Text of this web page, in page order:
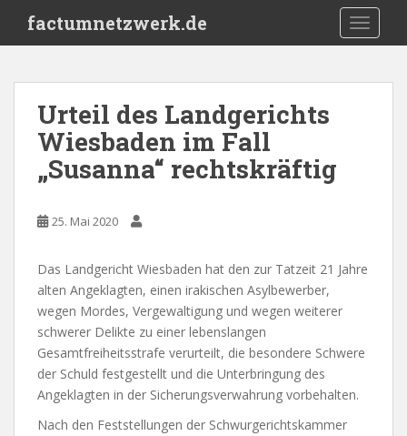
i
factumnetzwerk.de
Urteil des Landgerichts
Wiesbaden im Fall
„Susanna“ rechtskräftig
25. Mai 2020
Das Landgericht Wiesbaden hat den zur Tatzeit 21 Jahre
alten Angeklagten, einen irakischen Asylbewerber,
wegen Mordes, Vergewaltigung und wegen weiterer
schwerer Delikte zu einer lebenslangen
Gesamtfreiheitsstrafe verurteilt, die besondere Schwere
der Schuld festgestellt und die Unterbringung des
Angeklagten in der Sicherungsverwahrung vorbehalten.
Nach den Feststellungen der Schwurgerichtskammer